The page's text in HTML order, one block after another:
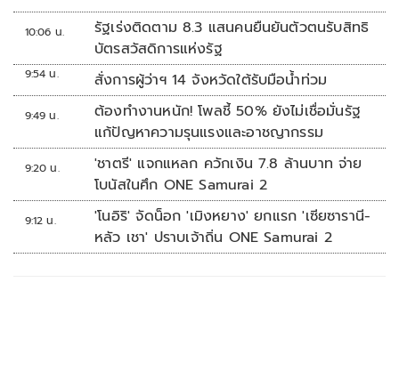
10:06 น.
รัฐเร่งติดตาม 8.3 แสนคนยืนยันตัวตนรับสิทธิ
บัตรสวัสดิการแห่งรัฐ
9:54 น. สั่งการผู้ว่าฯ 14 จังหวัดใต้รับมือน้ำท่วม
9:49 น.
ต้องทำงานหนัก! โพลชี้ 50% ยังไม่เชื่อมั่นรัฐ
แก้ปัญหาความรุนแรงและอาชญากรรม
9:20 น.
'ชาตรี' แจกแหลก ควักเงิน 7.8 ล้านบาท จ่าย
โบนัสในศึก ONE Samurai 2
9:12 น.
'โนอิริ' จัดน็อก 'เมิงหยาง' ยกแรก 'เซียซารานี-
หลัว เชา' ปราบเจ้าถิ่น ONE Samurai 2